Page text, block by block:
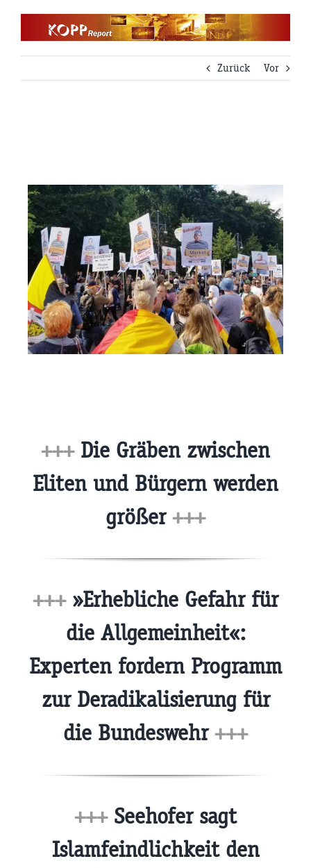
Zurück
Vor
+++Die Gräben zwischen
Eliten und Bürgern werden
größer+++
+++»Erhebliche Gefahr für
die Allgemeinheit«:
Experten fordern Programm
zur Deradikalisierung für
die Bundeswehr+++
+++Seehofer sagt
Islamfeindlichkeit den